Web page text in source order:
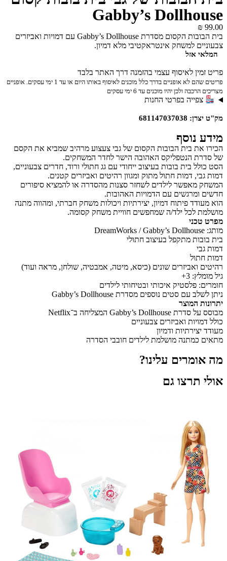
Gabby’s Dollhouse
₪ 99.00
בית הבובות הקסום מסדרת Gabby’s Dollhouse עם דמויות ואביזרים
צבעוניים למשחק אינטראקטיבי מלא דמיון.
המלאי אזל
פריט זמין לאיסוף עצמי בהזמנה דרך האתר בלבד
פריטים שהם לא אופניים בדרך כלל מוכנים לאיסוף באותו היום או עד 1 ימי עסקים. אופניים
מצריכים הרכבה ולכן יהיו מוכנים עד 6 ימי עסקים
צפייה בפרטי החנות
מק"ט יצרן: 681147037038
מידע נוסף
הכירו את בית הבובות הקסום של גבי צעצוע מרהיב שמביא את הקסם
של סדרת הנטפליקס האהובה הישר לחדר המשחקים.
הסט כולל בית בובות בעיצוב ייחודי עם גג חתולי ורוד, חדרים צבעוניים,
דמות גבי, דמות חתול מתוק ומגוון רהיטים ואביזרים קטנים.
המשחק מאפשר לילדים לשחזר סצנות מהסדרה או להמציא סיפורים
חדשים ומרגשים עם הדמויות האהובות.
הוא מעודד פיתוח דמיון, יצירתיות ויכולות משחק חברתי, ומהווה מתנה
מושלמת לכל ילד/ה שמחפשים חוויית משחק קסומה.
מפרט טכני
מותג: DreamWorks / Gabby’s Dollhouse
בית בובות מתקפל בעיצוב חתולי
דמות גבי
דמות חתול
רהיטים ואביזרים שונים (כיסא, מיטה, אמבטיה, שולחן, מראה ועוד)
גיל מומלץ: 3+
חומרים: פלסטיק איכותי ובטיחותי לילדים
ניתן לשלב עם סטים נוספים מסדרת Gabby’s Dollhouse
יתרונות המוצר
מבוסס על סדרת Gabby’s Dollhouse המצליחה ב־Netflix
כולל דמויות ואביזרים צבעוניים
מעודד יצירתיות ודמיון
מתאים כמתנה מושלמת לילדים חובבי הסדרה
מה אומרים עלינו?
אולי תרצו גם